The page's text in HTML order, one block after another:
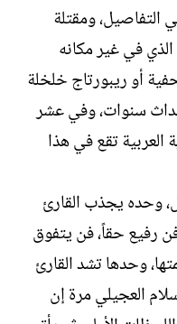
التفاصيل، ومقتلة
في غير مكانه
أو ريبورتاج خلخلة
سنوات، وفي عشر
تقع في هذا
وحده يجذب القارئ
فن رفيع حقاً، فن يتفوق
وحدها تشد القارئ
العجيلي مرة إن